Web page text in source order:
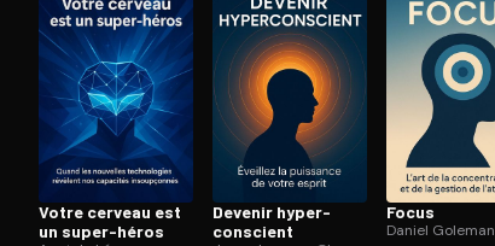
Votre cerveau est
un super-héros
Devenir hy­per­
cons­cient
Focus
Daniel Goleman